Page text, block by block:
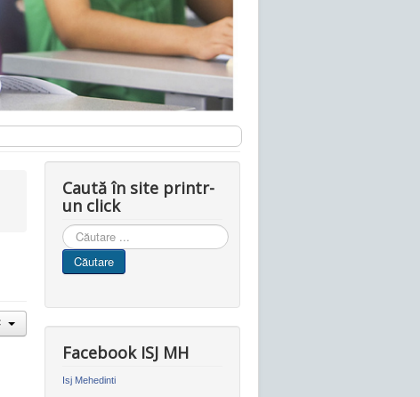
Caută în site printr-
un click
Cauta
in
site
Căutare
Facebook ISJ MH
Isj Mehedinti